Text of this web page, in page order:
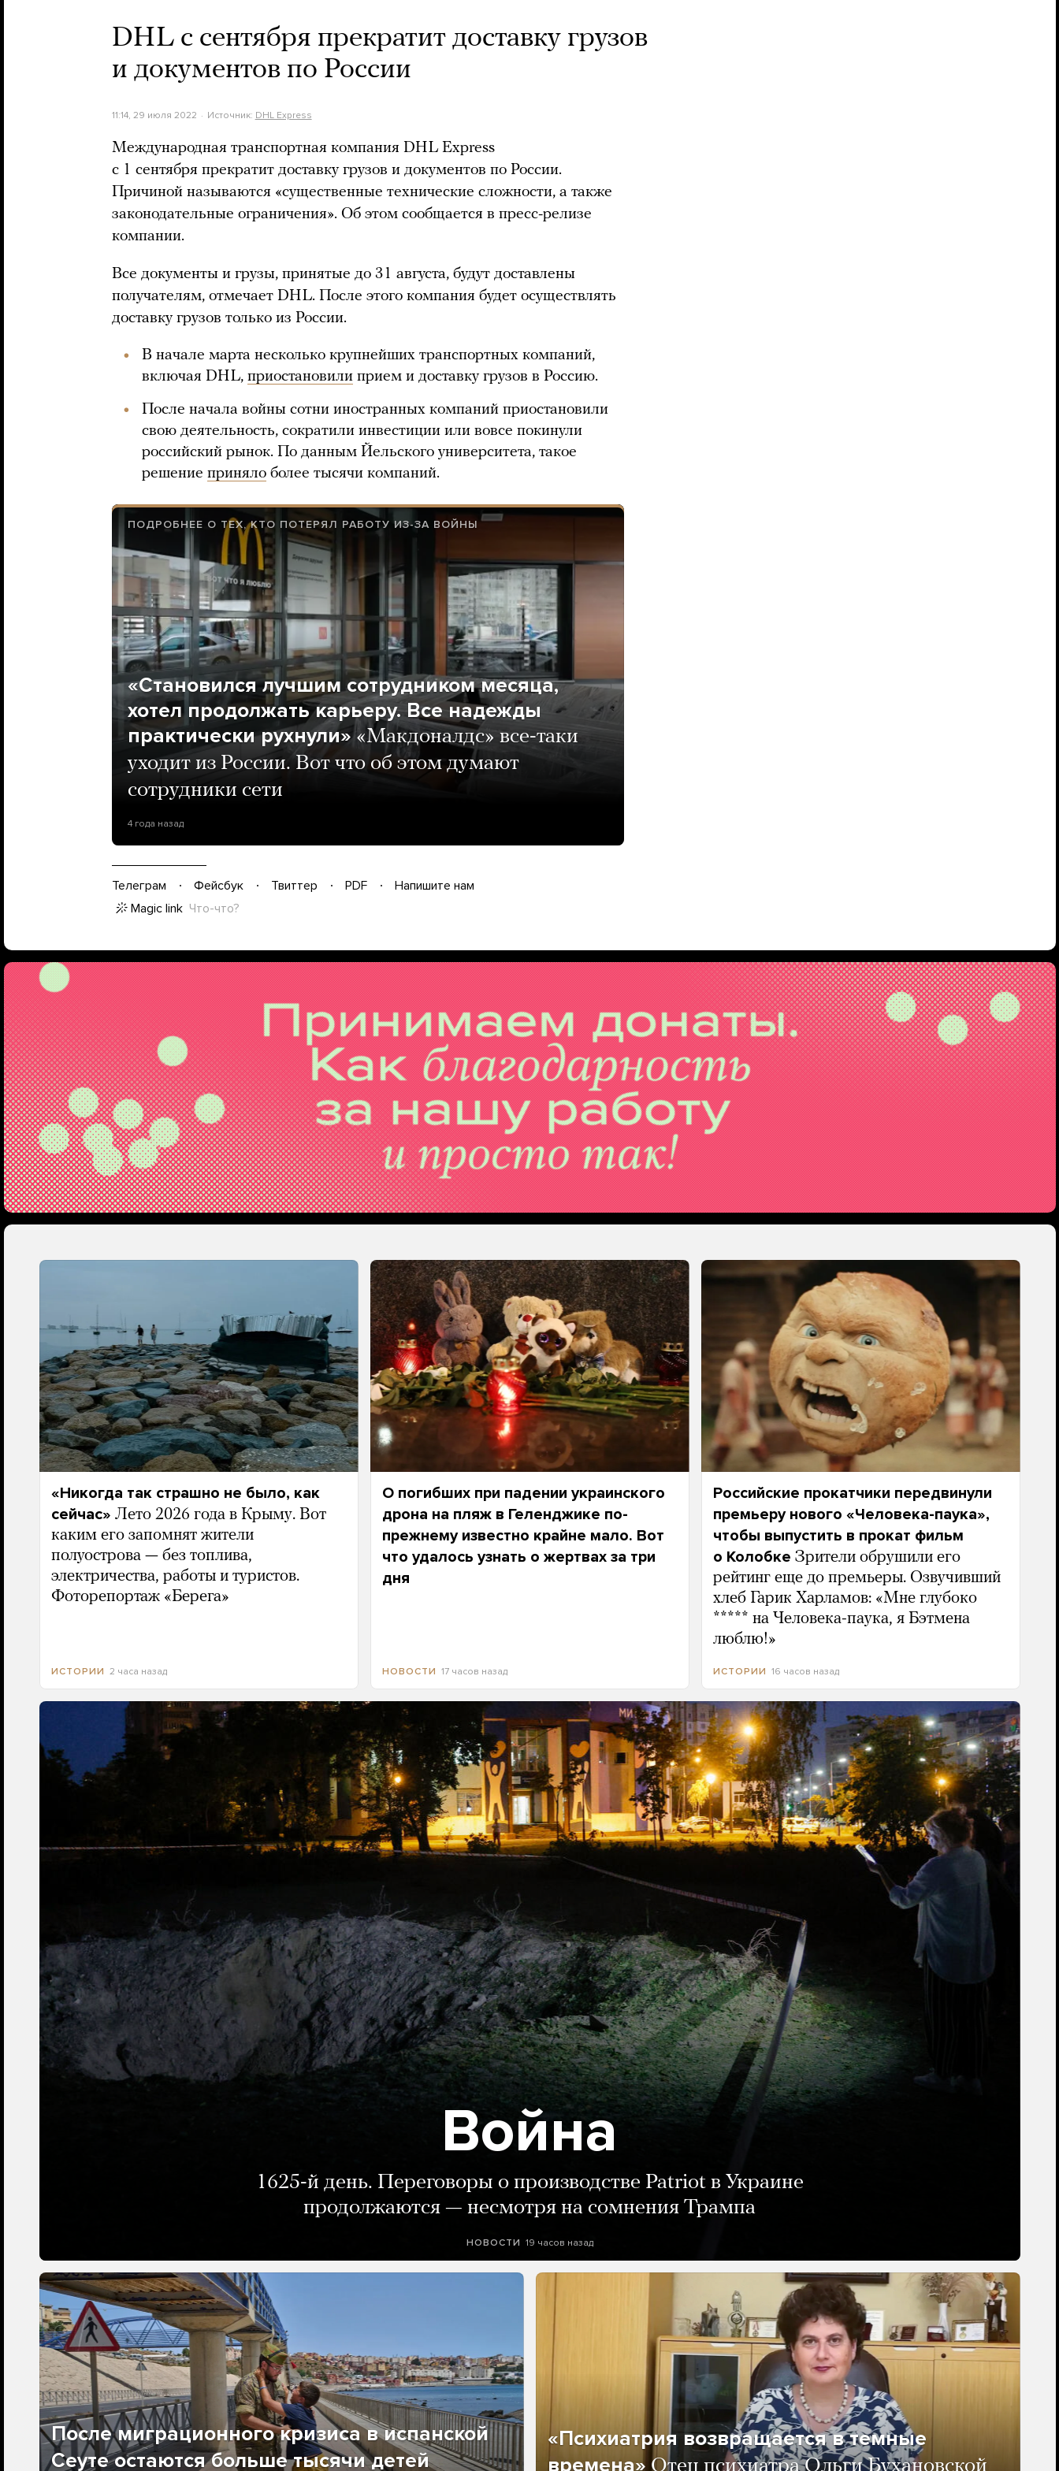
DHL с сентября прекратит доставку грузов
и документов по России
11:14, 29 июля 2022 Источник: DHL Express
Международная транспортная компания DHL Express
с 1 сентября прекратит доставку грузов и документов по России.
Причиной называются «существенные технические сложности, а также
законодательные ограничения». Об этом сообщается в пресс-релизе
компании.
Все документы и грузы, принятые до 31 августа, будут доставлены
получателям, отмечает DHL. После этого компания будет осуществлять
доставку грузов только из России.
В начале марта несколько крупнейших транспортных компаний,
включая DHL, приостановили прием и доставку грузов в Россию.
После начала войны сотни иностранных компаний приостановили
свою деятельность, сократили инвестиции или вовсе покинули
российский рынок. По данным Йельского университета, такое
решение приняло более тысячи компаний.
ПОДРОБНЕЕ О ТЕХ, КТО ПОТЕРЯЛ РАБОТУ ИЗ-ЗА ВОЙНЫ
«Становился лучшим сотрудником месяца,
хотел продолжать карьеру. Все надежды
практически рухнули» «Макдоналдс» все-таки
уходит из России. Вот что об этом думают
сотрудники сети
4 года назад
Телеграм Фейсбук Твиттер PDF
Напишите нам
Magic link Что-что?
«Никогда так страшно не было, как
сейчас» Лето 2026 года в Крыму. Вот
каким его запомнят жители
полуострова — без топлива,
электричества, работы и туристов.
Фоторепортаж «Берега»
ИСТОРИИ 2 часа назад
О погибших при падении украинского
дрона на пляж в Геленджике по-
прежнему известно крайне мало. Вот
что удалось узнать о жертвах за три
дня
НОВОСТИ 17 часов назад
Российские прокатчики передвинули
премьеру нового «Человека-паука»,
чтобы выпустить в прокат фильм
о Колобке Зрители обрушили его
рейтинг еще до премьеры. Озвучивший
хлеб Гарик Харламов: «Мне глубоко
***** на Человека-паука, я Бэтмена
люблю!»
ИСТОРИИ 16 часов назад
Война
1625-й день. Переговоры о производстве Patriot в Украине
продолжаются — несмотря на сомнения Трампа
НОВОСТИ 19 часов назад
После миграционного кризиса в испанской
Сеуте остаются больше тысячи детей
«Психиатрия возвращается в темные
времена»